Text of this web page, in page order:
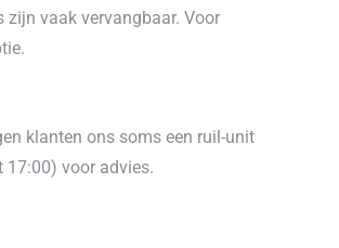
vaak vervangbaar. Voor
klanten ons soms een ruil-unit
17:00) voor advies.